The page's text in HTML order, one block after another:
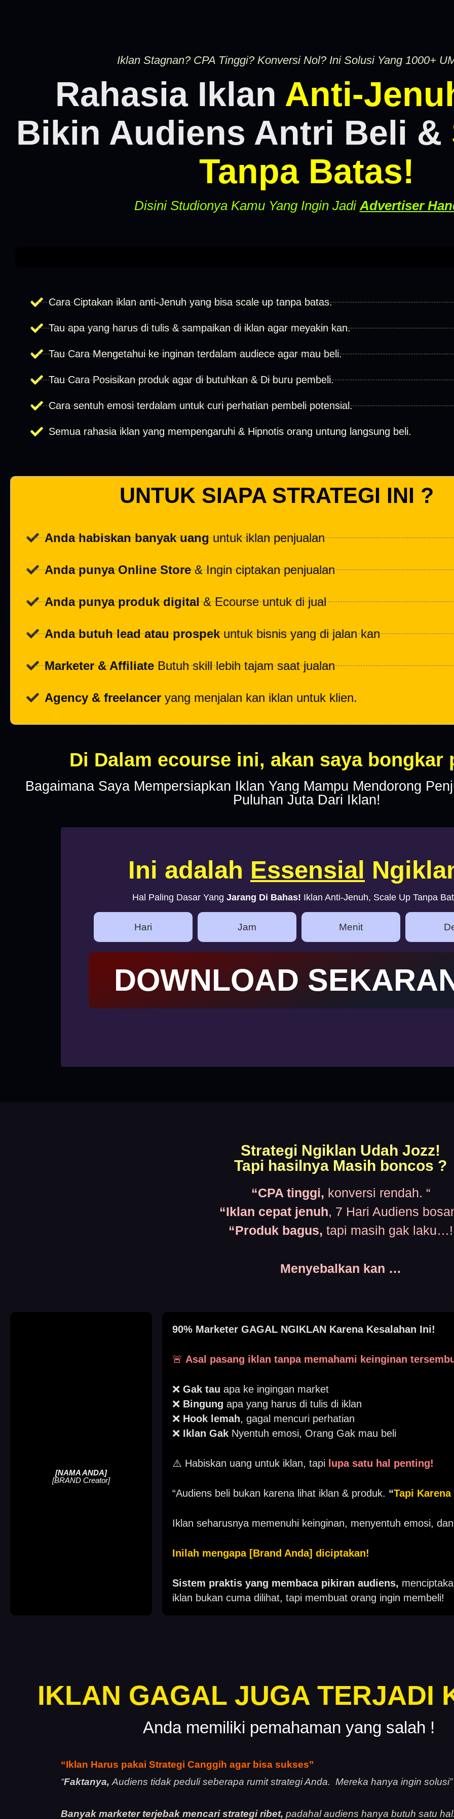
Iklan Stagnan? CPA Tinggi? Konversi Nol? Ini Solusi Yang 1000+
Rahasia Iklan Anti-
Bikin Audiens Antri Beli &
Tanpa Batas!
Disini Studionya Kamu Yang Ingin JadiAdvertiser
Cara Ciptakan iklan anti-Jenuh yang bisa scale up tanpa batas.
Tau apa yang harus di tulis & sampaikan di iklan agar meyakin kan.
Tau Cara Mengetahui ke inginan terdalam audiece agar mau beli.
Tau Cara Posisikan produk agar di butuhkan & Di buru pembeli.
Cara sentuh emosi terdalam untuk curi perhatian pembeli potensial.
Semua rahasia iklan yang mempengaruhi & Hipnotis orang untung langsung beli.
UNTUK SIAPA STRATEGI INI ?
Anda habiskan banyak uanguntuk iklan penjualan
Anda punya Online Store& Ingin ciptakan penjualan
Anda punya produk digital& Ecourse untuk di jual
Anda butuh lead atau prospekuntuk bisnis yang di jalan kan
Marketer & AffiliateButuh skill lebih tajam saat jualan
Agency & freelancer yang menjalan kan iklan untuk klien.
Di Dalam ecourse ini, akan saya bongkar
Bagaimana Saya Mempersiapkan Iklan Yang Mampu Mendorong
Puluhan Juta Dari Iklan!
Ini adalah Essensial
Hal Paling Dasar Yang Jarang Di Bahas! Iklan Anti-Jenuh, Scale Up Tanpa
Hari Jam Menit
DOWNLOAD
Strategi Ngiklan Udah Jozz!
Tapi hasilnya Masih boncos ?
“CPA tinggi, konversi rendah. “
“Iklan cepat jenuh, 7 Hari Audiens
“Produk bagus, tapi masih gak laku…!
Menyebalkan kan …
[NAMA ANDA]
[BRAND Creator]
90% Marketer GAGAL NGIKLAN Karena Kesalahan Ini!
🚨 Asal pasang iklan tanpa memahami keinginan
❌Gak tau apa ke ingingan market
❌ Bingung apa yang harus di tulis di iklan
❌ Hook lemah, gagal mencuri perhatian
❌ Iklan Gak Nyentuh emosi, Orang Gak mau beli
⚠️ Habiskan uang untuk iklan, tapi lupa satu hal penting!
“Audiens beli bukan karena lihat iklan & produk. “Tapi
Iklan seharusnya memenuhi keinginan, menyentuh emosi,
Inilah mengapa [Brand Anda] diciptakan!
Sistem praktis yang membaca pikiran audiens,
iklan bukan cuma dilihat, tapi membuat orang ingin membeli!
IKLAN GAGAL JUGA TERJADI
Anda memiliki pemahaman yang salah !
“Iklan Harus pakai Strategi Canggih agar bisa sukses”
“Faktanya, Audiens tidak peduli seberapa rumit strategi Anda. Mereka hanya ingin solusi”
Banyak marketer terjebak mencari strategi ribet, padahal audiens hanya butuh satu